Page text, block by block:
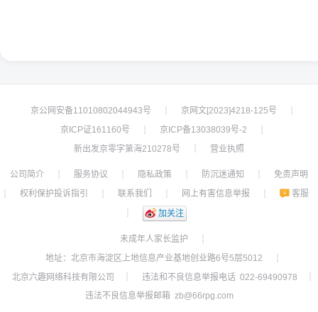
京公网安备11010802044943号 ┊ 京网文[2023]4218-125号
┊
京ICP证161160号
┊ 京ICP备13038039号-2
┊
新出发京零字第海210278号
┊ 营业执照
公司简介 ┊ 服务协议 ┊ 隐私政策 ┊ 防沉迷通知 ┊
免责声明
┊
权利保护投诉指引 ┊ 联系我们 ┊ 网上有害信息举报 ┊
客服
┊
加关注
未成年人家长监护
┊
地址：北京市海淀区上地信息产业基地创业路6号5层5012
┊
北京六趣网络科技有限公司
┊ 违法和不良信息举报电话 022-69490978
┊
违法不良信息举报邮箱 zb@66rpg.com